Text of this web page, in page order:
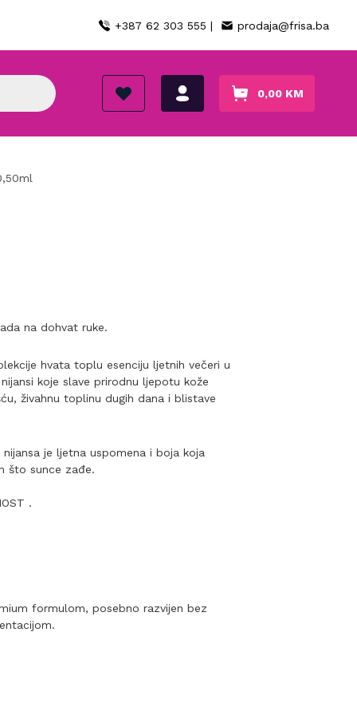
+387 62 303 555 | prodaja@frisa.ba
0,00 KM
na dohvat ruke.
hvata toplu esenciju ljetnih večeri u
koje slave prirodnu ljepotu kože
živahnu toplinu dugih dana i blistave
nijansa je ljetna uspomena i boja koja
što sunce zađe.
.
formulom, posebno razvijen bez